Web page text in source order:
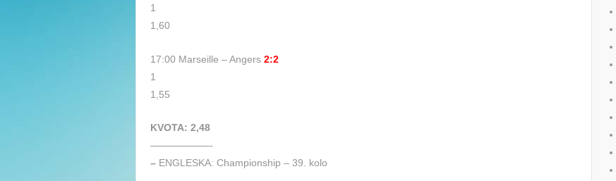
1
1,60
17:00 Marseille – Angers 2:2
1
1,55
KVOTA: 2,48
——————-
– ENGLESKA: Championship – 39. kolo